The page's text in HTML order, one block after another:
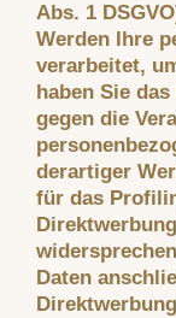
Abs. 1
Werden Ihre
verarbeitet,
haben Sie
gegen die
derartiger
für das
Daten